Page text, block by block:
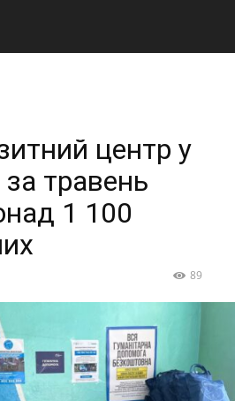
центр у
травень
1 100
89